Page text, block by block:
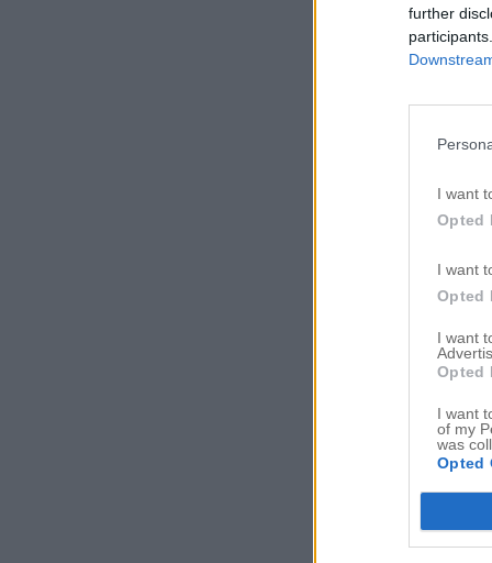
further
I want
Opted
I want
Opted
I want
Opted
I want
of my
was
Opted